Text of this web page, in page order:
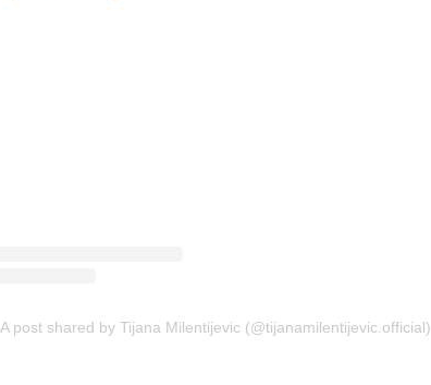
A post shared by Tijana Milentijevic (@tijanamilentijevic.official)